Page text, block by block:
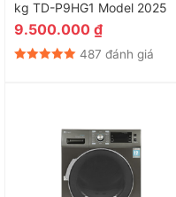
kg TD-P9HG1 Model 2025
9.500.000 ₫
487 đánh giá